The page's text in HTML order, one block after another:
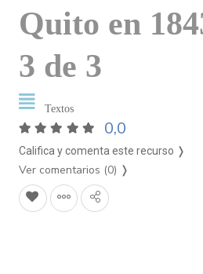
Quito en
3 de 3
Textos
0,0
Califica y comenta este recurso ❭
Ver comentarios (0) ❭